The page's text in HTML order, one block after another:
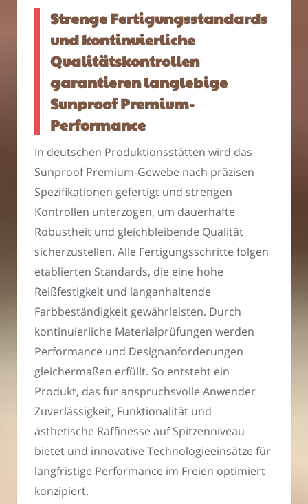
Strenge Fertigungsstandards
und kontinuierliche
Qualitätskontrollen
garantieren langlebige
Sunproof Premium-
Performance
In deutschen Produktionsstätten wird das
Sunproof Premium-Gewebe nach präzisen
Spezifikationen gefertigt und strengen
Kontrollen unterzogen, um dauerhafte
Robustheit und gleichbleibende Qualität
sicherzustellen. Alle Fertigungsschritte folgen
etablierten Standards, die eine hohe
Reißfestigkeit und langanhaltende
Farbbeständigkeit gewährleisten. Durch
kontinuierliche Materialprüfungen werden
Performance und Designanforderungen
gleichermaßen erfüllt. So entsteht ein
Produkt, das für anspruchsvolle Anwender
Zuverlässigkeit, Funktionalität und
ästhetische Raffinesse auf Spitzenniveau
bietet und innovative Technologieeinsätze für
langfristige Performance im Freien optimiert
konzipiert.